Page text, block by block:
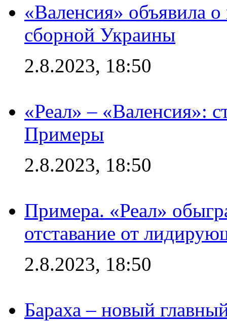
«Валенсия» объявила
сборной Украины
2.8.2023, 18:50
«Реал» – «Валенсия»:
Примеры
2.8.2023, 18:50
Примера. «Реал»
отставание от
2.8.2023, 18:50
Бараха – новый